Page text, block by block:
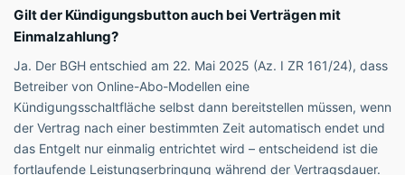
Gilt der Kündigungsbutton auch bei Verträgen mit
Einmalzahlung?
Ja. Der BGH entschied am 22. Mai 2025 (Az. I ZR 161/24), dass
Betreiber von Online-Abo-Modellen eine
Kündigungsschaltfläche selbst dann bereitstellen müssen, wenn
der Vertrag nach einer bestimmten Zeit automatisch endet und
das Entgelt nur einmalig entrichtet wird – entscheidend ist die
fortlaufende Leistungserbringung während der Vertragsdauer.